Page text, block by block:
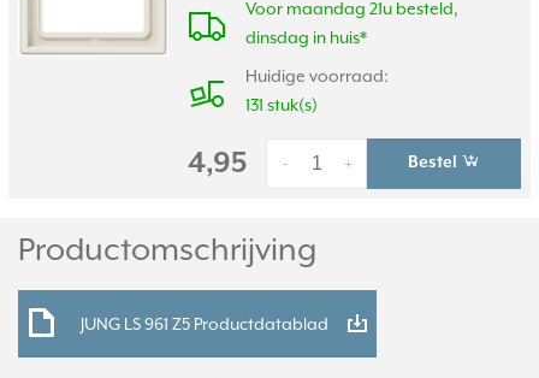
Voor maandag 21u besteld,
dinsdag in huis*
Huidige voorraad:
131 stuk(s)
4,95 +
- Bestel
Productomschrijving
JUNG LS 961 Z5 Productdatablad